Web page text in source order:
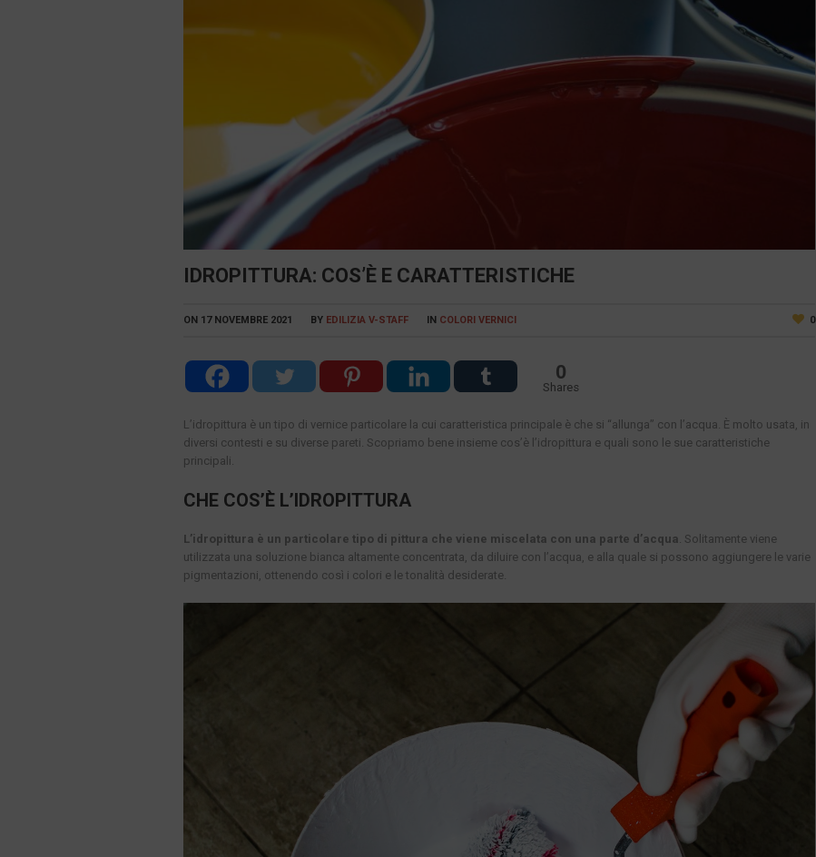
IDROPITTURA: COS’È E CARATTERISTICHE
0
ON 17 NOVEMBRE 2021 BY EDILIZIA V-STAFF IN COLORI VERNICI
0
Shares
L’idropittura è un tipo di vernice particolare la cui caratteristica principale è che si “allunga” con l’acqua. È molto usata, in
diversi contesti e su diverse pareti. Scopriamo bene insieme cos’è l’idropittura e quali sono le sue caratteristiche
principali.
CHE COS’È L’IDROPITTURA
L’idropittura è un particolare tipo di pittura che viene miscelata con una parte d’acqua . Solitamente viene
utilizzata una soluzione bianca altamente concentrata, da diluire con l’acqua, e alla quale si possono aggiungere le varie
pigmentazioni, ottenendo così i colori e le tonalità desiderate.